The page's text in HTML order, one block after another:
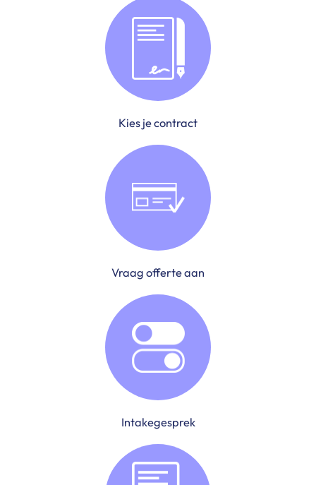
Kies je contract
Vraag offerte aan
Intakegesprek